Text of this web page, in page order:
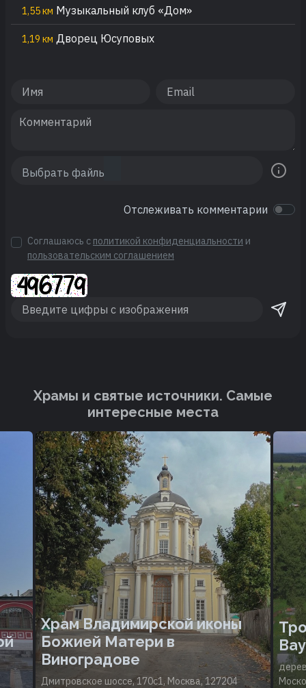
1,55 км Музыкальный клуб «Дом»
1,19 км Дворец Юсуповых
Отслеживать комментарии
Соглашаюсь с политикой конфиденциальности и
пользовательским соглашением
Храмы и святые источники. Cамые
интересные места
Храм Владимирской иконы
Божией Матери в
Виноградове
Дмитровское шоссе, 170с1, Москва, 127204